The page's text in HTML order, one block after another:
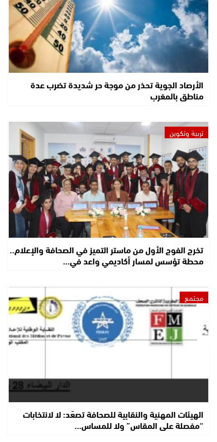
الأرصاد الجوية تحذر من موجة حر شديدة تضرب عدة
مناطق بالمغرب
تربية وتكوين
تخرج الفوج الأول من ماستر التميز في الصحافة والإعلام..
محطة تؤسس لمسار أكاديمي واعد في…
مجتمع
الهيئات المهنية والنقابية للصحافة تصعّد: لا لانتخابات
“مفصلة على المقاس” ولا للمساس…